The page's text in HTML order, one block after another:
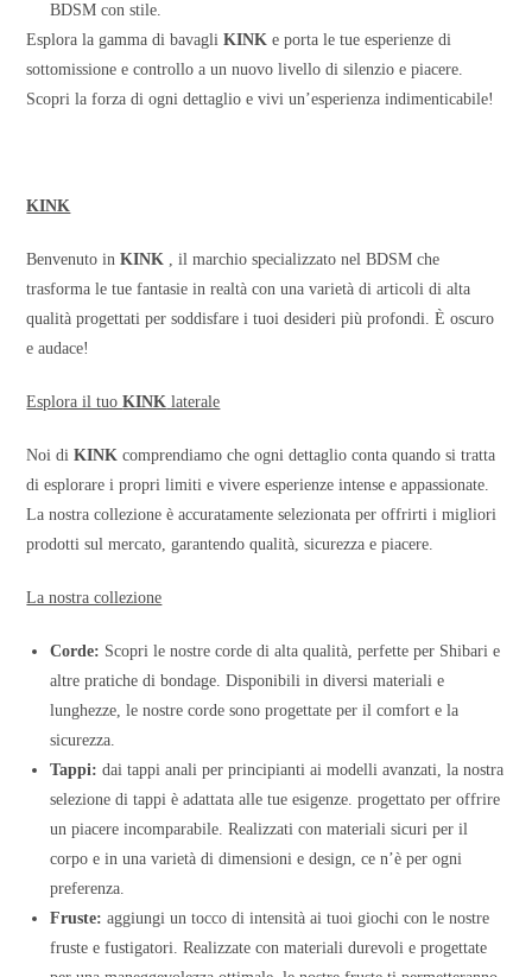
BDSM con stile.
Esplora la gamma di bavagliKINK e porta le tue esperienze di
sottomissione e controllo a un nuovo livello di silenzio e piacere.
Scopri la forza di ogni dettaglio e vivi un’esperienza indimenticabile!
KINK
Benvenuto inKINK , il marchio specializzato nel BDSM che
trasforma le tue fantasie in realtà con una varietà di articoli di alta
qualità progettati per soddisfare i tuoi desideri più profondi. È oscuro
e audace!
Esplora il tuoKINK laterale
Noi diKINK comprendiamo che ogni dettaglio conta quando si tratta
di esplorare i propri limiti e vivere esperienze intense e appassionate.
La nostra collezione è accuratamente selezionata per offrirti i migliori
prodotti sul mercato, garantendo qualità, sicurezza e piacere.
La nostra collezione
Corde: Scopri le nostre corde di alta qualità, perfette per Shibari e
altre pratiche di bondage. Disponibili in diversi materiali e
lunghezze, le nostre corde sono progettate per il comfort e la
sicurezza.
Tappi: dai tappi anali per principianti ai modelli avanzati, la nostra
selezione di tappi è adattata alle tue esigenze. progettato per offrire
un piacere incomparabile. Realizzati con materiali sicuri per il
corpo e in una varietà di dimensioni e design, ce n’è per ogni
preferenza.
Fruste: aggiungi un tocco di intensità ai tuoi giochi con le nostre
fruste e fustigatori. Realizzate con materiali durevoli e progettate